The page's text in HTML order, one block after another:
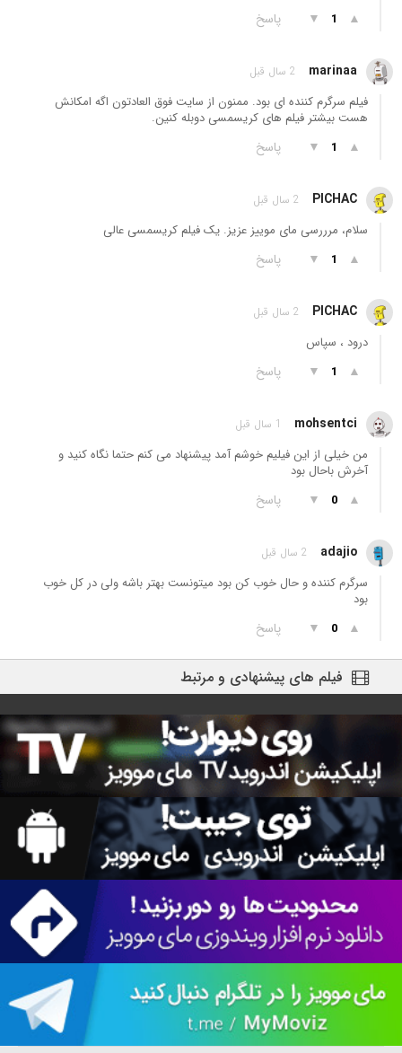
▲
1
▼ پاسخ
marinaa 2 سال قبل
فیلم سرگرم کننده ای بود. ممنون از سایت فوق العادتون اگه امکانش
هست بیشتر فیلم های کریسمسی دوبله کنین.
▲
1
▼ پاسخ
PICHAC 2 سال قبل
سلام، مرررسی مای موییز عزیز. یک فیلم کریسمسی عالی
▲
1
▼ پاسخ
PICHAC 2 سال قبل
درود ، سپاس
▲
1
▼ پاسخ
mohsentci 1 سال قبل
من خیلی از این فیلیم خوشم آمد پیشنهاد می کنم حتما نگاه کنید و
آخرش باحال بود
▲
0
▼ پاسخ
adajio 2 سال قبل
سرگرم کننده و حال خوب کن بود میتونست بهتر باشه ولی در کل خوب
بود
▲
0
▼ پاسخ
فیلم های پیشنهادی و مرتبط